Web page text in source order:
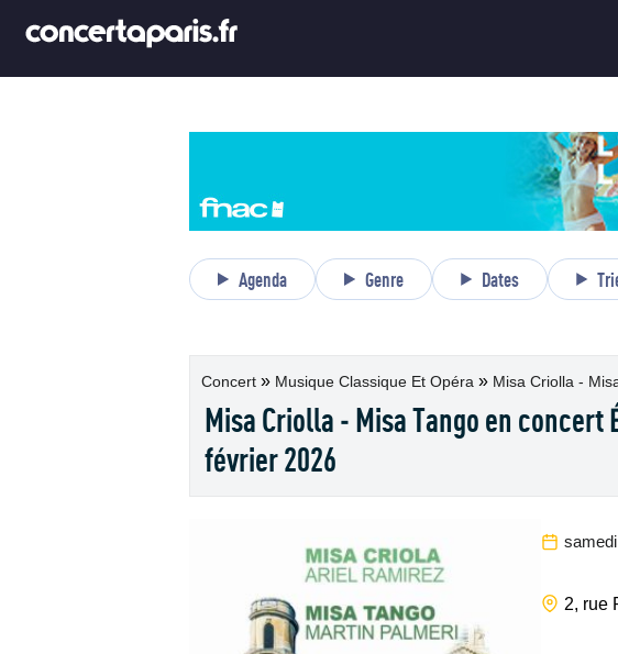
Agenda Genre Dates
Concert » Musique Classique Et Opéra » Misa Criolla -
Misa Criolla - Misa Tango en concert
février 2026
2, rue